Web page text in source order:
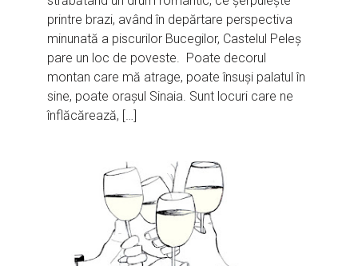
printre brazi, având în depărtare perspectiva
minunată a piscurilor Bucegilor, Castelul Peleș
pare un loc de poveste. Poate decorul
montan care mă atrage, poate însuși palatul în
sine, poate orașul Sinaia. Sunt locuri care ne
înflăcărează, […]